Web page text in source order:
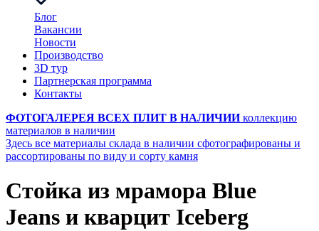
Блог
Вакансии
Новости
Производство
3D тур
Партнерская программа
Контакты
ФОТОГАЛЕРЕЯ ВСЕХ ПЛИТ В НАЛИЧИИ коллекцию
материалов в наличии
Здесь все материалы склада в наличии сфотографированы и
рассортированы по виду и сорту камня
Стойка из мрамора Blue
Jeans и кварцит Iceberg